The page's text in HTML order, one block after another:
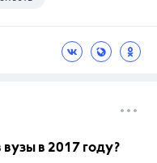
в 2017 году?